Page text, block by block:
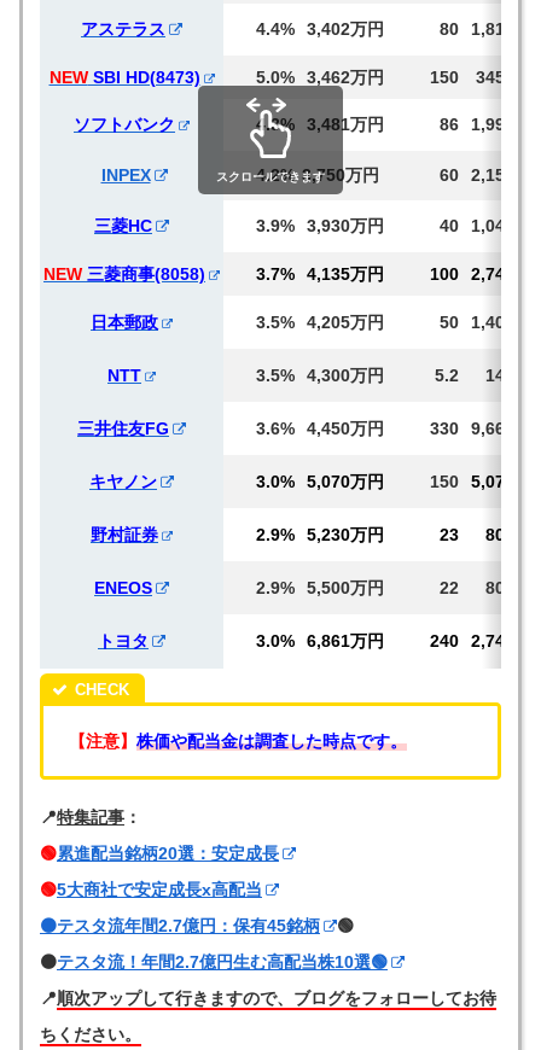
アステラス 4.4% 3,402万円 80 1,814
NEWSBI HD(8473) 5.0% 3,462万円 150 3450
ソフトバンク 4.3% 3,481万円 86 1,996
INPEX 4.2% 3,750万円 60 2,150
三菱HC 3.9% 3,930万円 40 1,047
NEW 三菱商事(8058) 3.7% 4,135万円 100 2,746
日本郵政 3.5% 4,205万円 50 1,401
NTT 3.5% 4,300万円 5.2 149
三井住友FG 3.6% 4,450万円 330 9,664
キヤノン 3.0% 5,070万円 150 5,070
野村証券 2.9% 5,230万円 23 801
ENEOS 2.9% 5,500万円 22 802
トヨタ 3.0% 6,861万円 240 2,745
スクロールできます
【注意】 株価や配当金は調査した時点です。
📍特集記事 ：
🟢累進配当銘柄20選：安定成長
🟢5大商社で安定成長x高配当
🟠テスタ流年間2.7億円：保有45銘柄
🟢
🟠テスタ流！年間2.7億円生む高配当株10選🟢
📍順次アップして行きますので、ブログをフォローしてお待
ちください。